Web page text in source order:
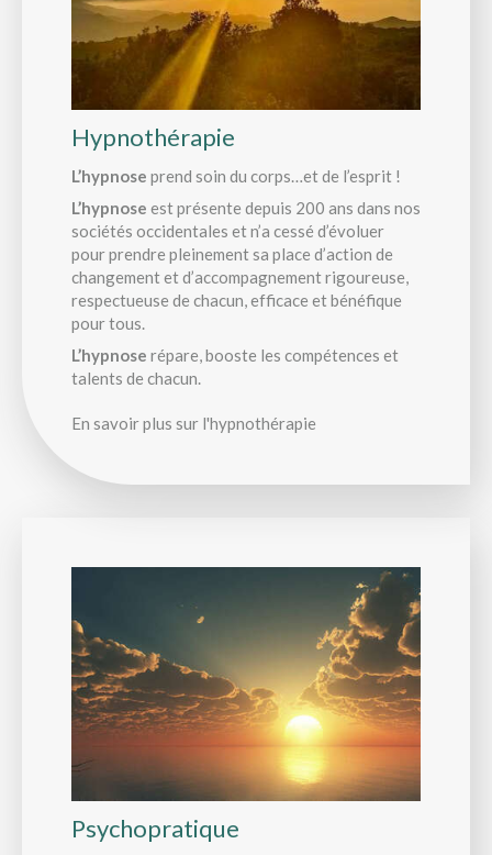
Hypnothérapie
L’hypnose prend soin du corps…et de l’esprit !​
L’hypnose est présente depuis 200 ans dans nos
sociétés occidentales et n’a cessé d’évoluer
pour prendre pleinement sa place d’action de
changement et d’accompagnement rigoureuse,
respectueuse de chacun, efficace et bénéfique
pour tous.
L’hypnose répare, booste les compétences et
talents de chacun.
En savoir plus sur l'hypnothérapie
Psychopratique